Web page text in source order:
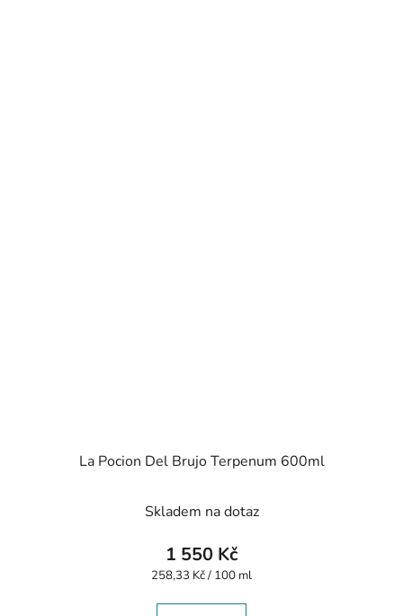
La Pocion Del Brujo Terpenum 600ml
Skladem na dotaz
1 550 Kč
Měrná
258,33 Kč / 100 ml